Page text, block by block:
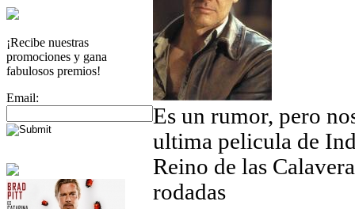
¡Recibe nuestras
promociones y gana
fabulosos premios!
Email:
Es un rumor, pero
ultima pelicula de
Reino de las
rodadas